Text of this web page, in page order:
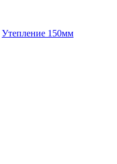
Утепление 150мм